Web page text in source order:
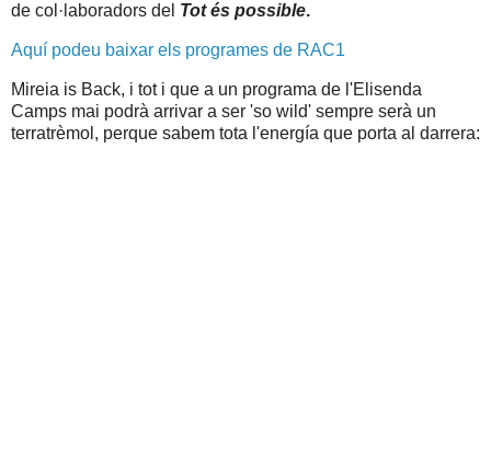
de col·laboradors del Tot és possible.
Aquí podeu baixar els programes de RAC1
Mireia is Back, i tot i que a un programa de l'Elisenda
Camps mai podrà arrivar a ser 'so wild' sempre serà un
terratrèmol, perque sabem tota l'energía que porta al darrera: